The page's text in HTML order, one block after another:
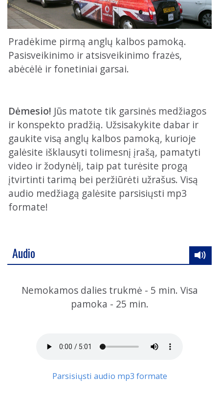
Pradėkime pirmą anglų kalbos pamoką.
Pasisveikinimo ir atsisveikinimo frazės,
abėcėlė ir fonetiniai garsai.
Dėmesio! Jūs matote tik garsinės medžiagos
ir konspekto pradžią. Užsisakykite dabar ir
gaukite visą anglų kalbos pamoką, kurioje
galėsite išklausyti tolimesnį įrašą, pamatyti
video ir žodynėlį, taip pat turėsite progą
įtvirtinti tarimą bei peržiūrėti užrašus. Visą
audio medžiagą galėsite parsisiųsti mp3
formate!
Audio
Nemokamos dalies trukmė - 5 min. Visa
pamoka - 25 min.
Parsisiųsti audio mp3 formate